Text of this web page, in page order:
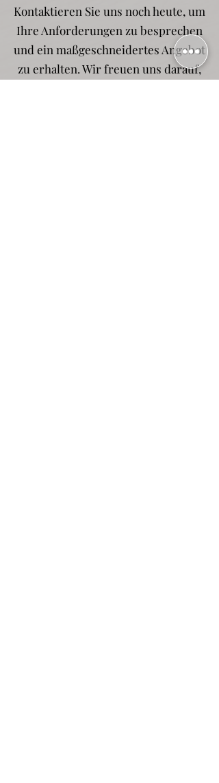
Kontaktieren Sie uns noch heute, um
Ihre Anforderungen zu besprechen
und ein maßgeschneidertes Angebot
zu erhalten. Wir freuen uns darauf,